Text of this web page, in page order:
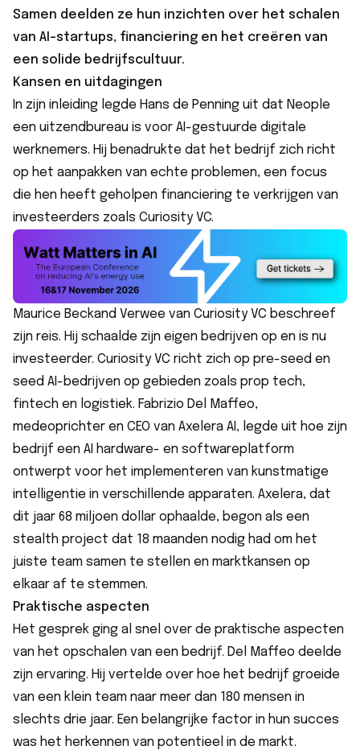
Samen deelden ze hun inzichten over het schalen
van AI-startups, financiering en het creëren van
een solide bedrijfscultuur.
Kansen en uitdagingen
In zijn inleiding legde Hans de Penning uit dat Neople
een uitzendbureau is voor AI-gestuurde digitale
werknemers. Hij benadrukte dat het bedrijf zich richt
op het aanpakken van echte problemen, een focus
die hen heeft geholpen financiering te verkrijgen van
investeerders zoals Curiosity VC.
Maurice Beckand Verwee van Curiosity VC beschreef
zijn reis. Hij schaalde zijn eigen bedrijven op en is nu
investeerder. Curiosity VC richt zich op pre-seed en
seed AI-bedrijven op gebieden zoals prop tech,
fintech en logistiek. Fabrizio Del Maffeo,
medeoprichter en CEO van Axelera AI, legde uit hoe zijn
bedrijf een AI hardware- en softwareplatform
ontwerpt voor het implementeren van kunstmatige
intelligentie in verschillende apparaten. Axelera, dat
dit jaar 68 miljoen dollar ophaalde, begon als een
stealth project dat 18 maanden nodig had om het
juiste team samen te stellen en marktkansen op
elkaar af te stemmen.
Praktische aspecten
Het gesprek ging al snel over de praktische aspecten
van het opschalen van een bedrijf. Del Maffeo deelde
zijn ervaring. Hij vertelde over hoe het bedrijf groeide
van een klein team naar meer dan 180 mensen in
slechts drie jaar. Een belangrijke factor in hun succes
was het herkennen van potentieel in de markt.